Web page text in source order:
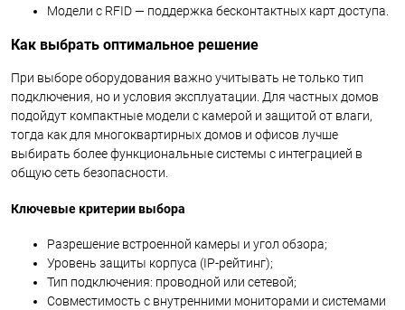
Модели с RFID — поддержка бесконтактных карт доступа.
Как выбрать оптимальное решение
При выборе оборудования важно учитывать не только тип
подключения, но и условия эксплуатации. Для частных домов
подойдут компактные модели с камерой и защитой от влаги,
тогда как для многоквартирных домов и офисов лучше
выбирать более функциональные системы с интеграцией в
общую сеть безопасности.
Ключевые критерии выбора
Разрешение встроенной камеры и угол обзора;
Уровень защиты корпуса (IP-рейтинг);
Тип подключения: проводной или сетевой;
Совместимость с внутренними мониторами и системами